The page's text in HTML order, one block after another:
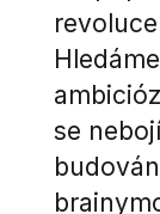
se